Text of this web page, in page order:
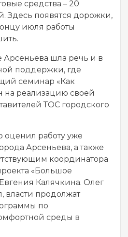
средства – 20
Здесь появятся дорожки,
июля работы
Арсеньева шла речь и в
поддержки, где
семинар «Как
на реализацию своей
ТОС городского
оценил работу уже
Арсеньева, а также
координатора
«Большое
Калячкина. Олег
власти продолжат
по
среды в